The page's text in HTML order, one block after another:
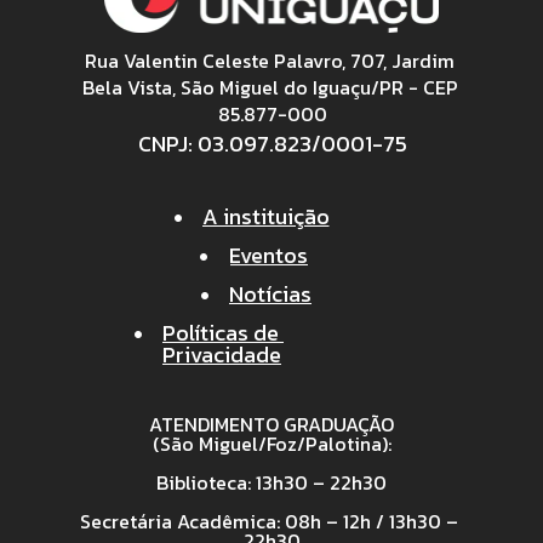
ATENDIMENTO GRADUAÇÃO
(São Miguel/Foz/Palotina):
Biblioteca: 13h30 – 22h30
Secretária Acadêmica: 08h – 12h / 13h30 –
Rua Valentin Celeste Palavro, 707, Jardim
Bela Vista, São Miguel do Iguaçu/PR - CEP
85.877-000
• A instituição
• Eventos
• Notícias
CNPJ: 03.097.823/0001-75
• Políticas de
Privacidade